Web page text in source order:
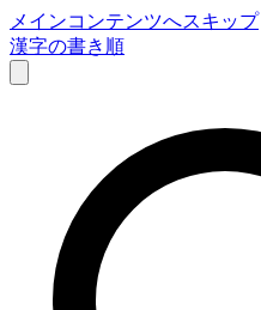
メインコンテンツへスキップ
漢字の書き順